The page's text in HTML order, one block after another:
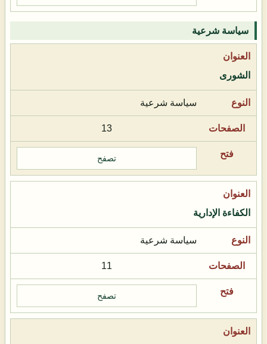
سياسة شرعية
الشورى
سياسة شرعية
13
تصفح
الكفاءة الإدارية
سياسة شرعية
11
تصفح